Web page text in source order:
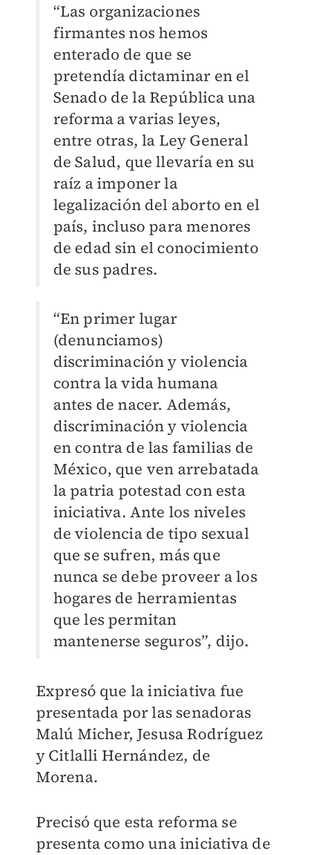
“Las organizaciones
firmantes nos hemos
enterado de que se
pretendía dictaminar en el
Senado de la República una
reforma a varias leyes,
entre otras, la Ley General
de Salud, que llevaría en su
raíz a imponer la
legalización del aborto en el
país, incluso para menores
de edad sin el conocimiento
de sus padres.
“En primer lugar
(denunciamos)
discriminación y violencia
contra la vida humana
antes de nacer. Además,
discriminación y violencia
en contra de las familias de
México, que ven arrebatada
la patria potestad con esta
iniciativa. Ante los niveles
de violencia de tipo sexual
que se sufren, más que
nunca se debe proveer a los
hogares de herramientas
que les permitan
mantenerse seguros”, dijo.
Expresó que la iniciativa fue
presentada por las senadoras
Malú Micher, Jesusa Rodríguez
y Citlalli Hernández, de
Morena.
Precisó que esta reforma se
presenta como una iniciativa de